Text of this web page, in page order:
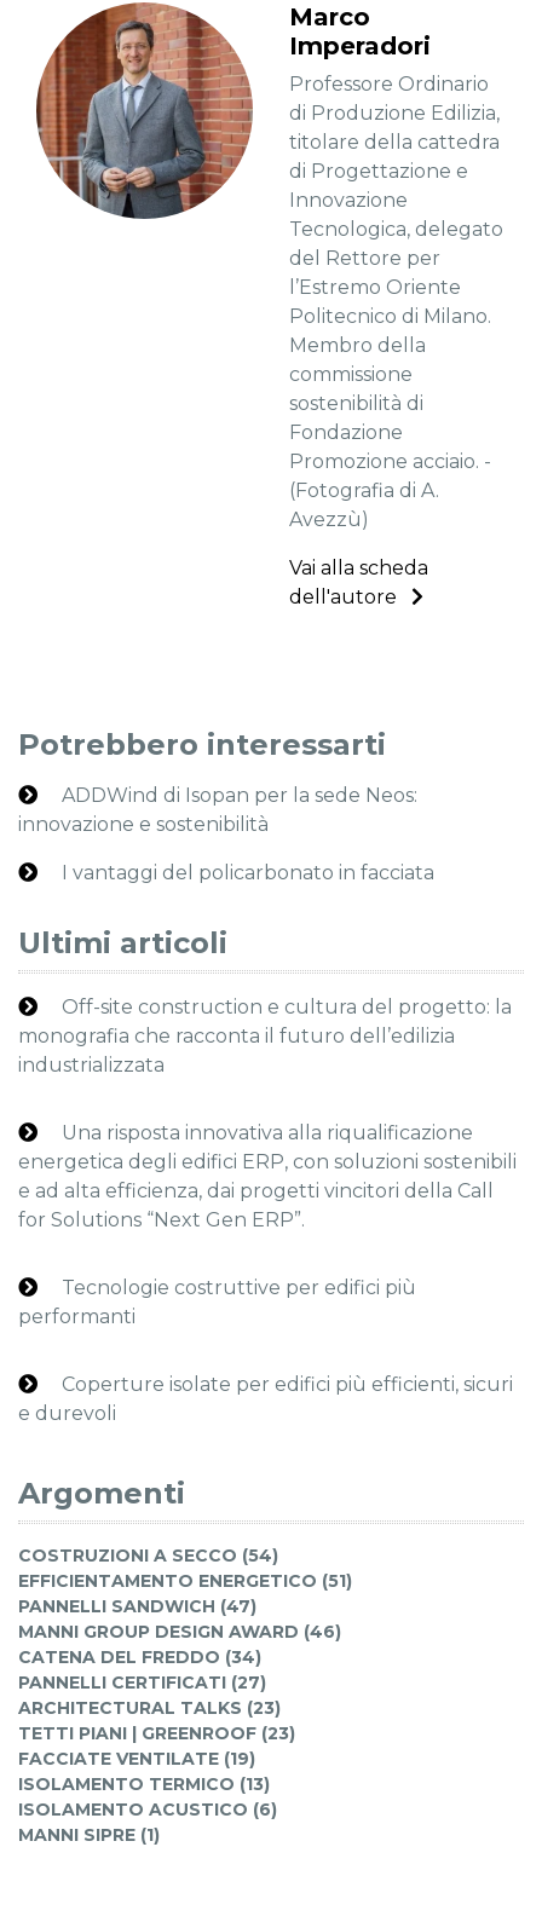
Marco
Imperadori
Professore Ordinario
di Produzione Edilizia,
titolare della cattedra
di Progettazione e
Innovazione
Tecnologica, delegato
del Rettore per
l’Estremo Oriente
Politecnico di Milano.
Membro della
commissione
sostenibilità di
Fondazione
Promozione acciaio. -
(Fotografia di A.
Avezzù)
Vai alla scheda
dell'autore
Potrebbero interessarti
ADDWind di Isopan per la sede Neos:
innovazione e sostenibilità
I vantaggi del policarbonato in facciata
Ultimi articoli
Off-site construction e cultura del progetto: la
monografia che racconta il futuro dell’edilizia
industrializzata
Una risposta innovativa alla riqualificazione
energetica degli edifici ERP, con soluzioni sostenibili
e ad alta efficienza, dai progetti vincitori della Call
for Solutions “Next Gen ERP”.
Tecnologie costruttive per edifici più
performanti
Coperture isolate per edifici più efficienti, sicuri
e durevoli
Argomenti
COSTRUZIONI A SECCO (54)
EFFICIENTAMENTO ENERGETICO (51)
PANNELLI SANDWICH (47)
MANNI GROUP DESIGN AWARD (46)
CATENA DEL FREDDO (34)
PANNELLI CERTIFICATI (27)
ARCHITECTURAL TALKS (23)
TETTI PIANI | GREENROOF (23)
FACCIATE VENTILATE (19)
ISOLAMENTO TERMICO (13)
ISOLAMENTO ACUSTICO (6)
MANNI SIPRE (1)